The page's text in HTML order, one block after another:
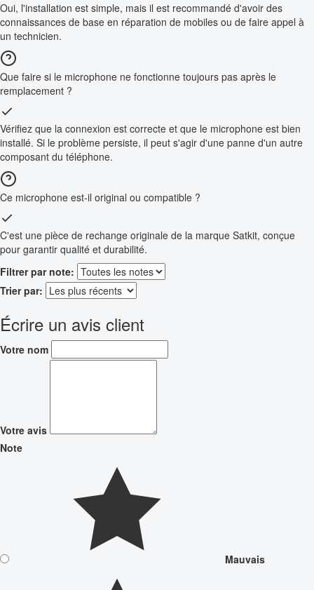
Oui, l'installation est simple, mais il est recommandé d'avoir des
connaissances de base en réparation de mobiles ou de faire appel à
un technicien.
Que faire si le microphone ne fonctionne toujours pas après le
remplacement ?
Vérifiez que la connexion est correcte et que le microphone est bien
installé. Si le problème persiste, il peut s'agir d'une panne d'un autre
composant du téléphone.
Ce microphone est-il original ou compatible ?
C'est une pièce de rechange originale de la marque Satkit, conçue
pour garantir qualité et durabilité.
Filtrer par note:
Trier par:
Écrire un avis client
Votre nom
Votre avis
Note
Mauvais